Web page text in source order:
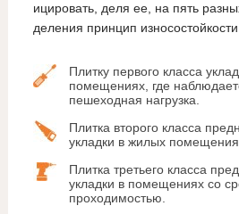
ицировать, деля ее, на пять
деления принцип износостойкости.
Плитку первого класса
помещениях, где
пешеходная нагрузка.
Плитка второго класса
укладки в жилых
Плитка третьего класса
укладки в помещениях со
проходимостью.